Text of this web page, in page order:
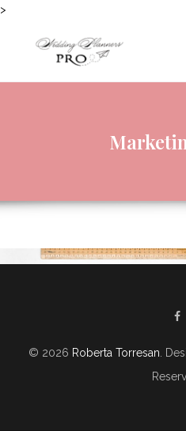
>
© 2026 Roberta Torresan .